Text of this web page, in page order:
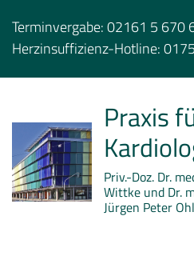
Terminvergabe:02161 5 670
Herzinsuffizienz-Hotline:
Praxis
Priv.-Doz. Dr.
Wittke und Dr.
Jürgen Peter